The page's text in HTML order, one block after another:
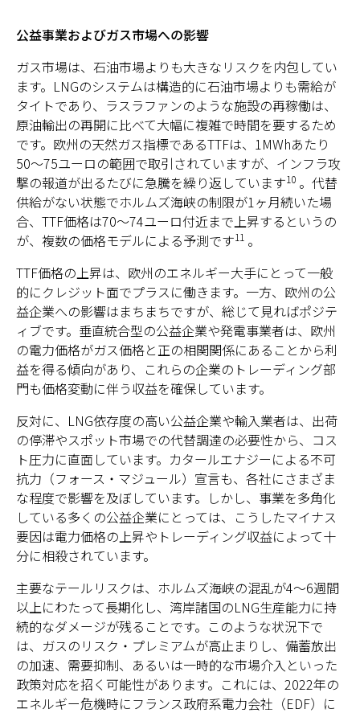
公益事業およびガス市場への影響
ガス市場は、石油市場よりも大きなリスクを内包してい
ます。LNGのシステムは構造的に石油市場よりも需給が
タイトであり、ラスラファンのような施設の再稼働は、
原油輸出の再開に比べて大幅に複雑で時間を要するため
です。欧州の天然ガス指標であるTTFは、1MWhあたり
50〜75ユーロの範囲で取引されていますが、インフラ攻
撃の報道が出るたびに急騰を繰り返しています10 。代替
供給がない状態でホルムズ海峡の制限が1ヶ月続いた場
合、TTF価格は70〜74ユーロ付近まで上昇するというの
が、複数の価格モデルによる予測です11 。
TTF価格の上昇は、欧州のエネルギー大手にとって一般
的にクレジット面でプラスに働きます。一方、欧州の公
益企業への影響はまちまちですが、総じて見ればポジテ
ィブです。垂直統合型の公益企業や発電事業者は、欧州
の電力価格がガス価格と正の相関関係にあることから利
益を得る傾向があり、これらの企業のトレーディング部
門も価格変動に伴う収益を確保しています。
反対に、LNG依存度の高い公益企業や輸入業者は、出荷
の停滞やスポット市場での代替調達の必要性から、コス
ト圧力に直面しています。カタールエナジーによる不可
抗力（フォース・マジュール）宣言も、各社にさまざま
な程度で影響を及ぼしています。しかし、事業を多角化
している多くの公益企業にとっては、こうしたマイナス
要因は電力価格の上昇やトレーディング収益によって十
分に相殺されています。
主要なテールリスクは、ホルムズ海峡の混乱が4〜6週間
以上にわたって長期化し、湾岸諸国のLNG生産能力に持
続的なダメージが残ることです。このような状況下で
は、ガスのリスク・プレミアムが高止まりし、備蓄放出
の加速、需要抑制、あるいは一時的な市場介入といった
政策対応を招く可能性があります。これには、2022年の
エネルギー危機時にフランス政府系電力会社（EDF）に